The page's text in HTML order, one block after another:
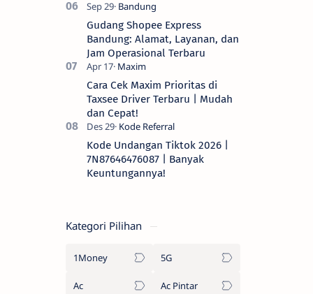
Gudang Shopee Express
Bandung: Alamat, Layanan, dan
Jam Operasional Terbaru
Cara Cek Maxim Prioritas di
Taxsee Driver Terbaru | Mudah
dan Cepat!
Kode Undangan Tiktok 2026 |
7N87646476087 | Banyak
Keuntungannya!
Kategori Pilihan
1Money 5G
Ac Ac Pintar